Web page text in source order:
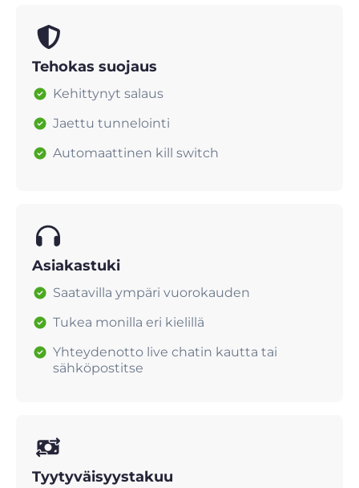
Tehokas suojaus
Kehittynyt salaus
Jaettu tunnelointi
Automaattinen kill switch
Asiakastuki
Saatavilla ympäri vuorokauden
Tukea monilla eri kielillä
Yhteydenotto live chatin kautta tai
sähköpostitse
Tyytyväisyystakuu